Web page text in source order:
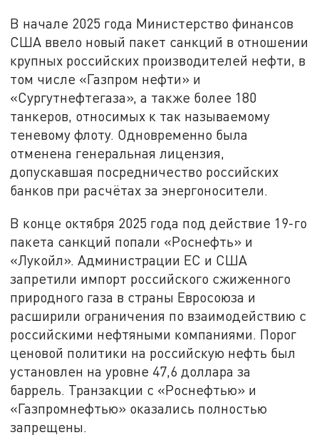
В начале 2025 года Министерство финансов
США ввело новый пакет санкций в отношении
крупных российских производителей нефти, в
том числе «Газпром нефти» и
«Сургутнефтегаза», а также более 180
танкеров, относимых к так называемому
теневому флоту. Одновременно была
отменена генеральная лицензия,
допускaвшая посредничество российских
банков при расчётах за энергоносители.
В конце октября 2025 года под действие 19-го
пакета санкций попали «Роснефть» и
«Лукойл». Администрации ЕС и США
запретили импорт российского сжиженного
природного газа в страны Евросоюза и
расширили ограничения по взаимодействию с
российскими нефтяными компаниями. Порог
ценовой политики на российскую нефть был
установлен на уровне 47,6 доллара за
баррель. Транзакции с «Роснефтью» и
«Газпромнефтью» оказались полностью
запрещены.